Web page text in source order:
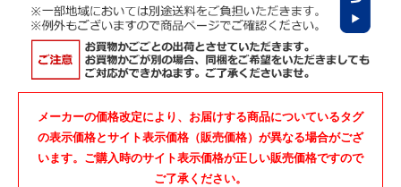
メーカーの価格改定により、お届けする商品についているタグ
の表示価格とサイト表示価格（販売価格）が異なる場合がござ
います。ご購入時のサイト表示価格が正しい販売価格ですので
ご了承ください。